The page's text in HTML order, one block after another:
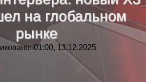
на глобальном
рынке
01:00, 13.12.2025